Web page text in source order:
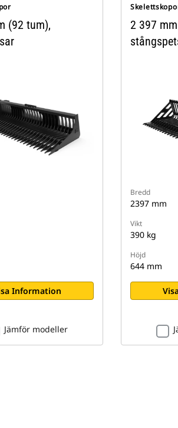
(92 tum),
Information
Jämför modeller
2 397
Bredd
2397 mm
Vikt
390 kg
Höjd
644 mm